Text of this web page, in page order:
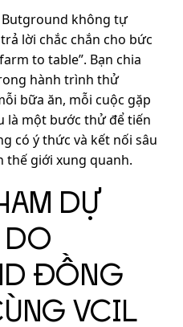
Butground không tự
lời chắc chắn cho bức
to table”. Bạn chia
hành trình thử
bữa ăn, mỗi cuộc gặp
là một bước thử để tiến
có ý thức và kết nối sâu
thế giới xung quanh.
DỰ
DO
ĐỒNG
VCIL